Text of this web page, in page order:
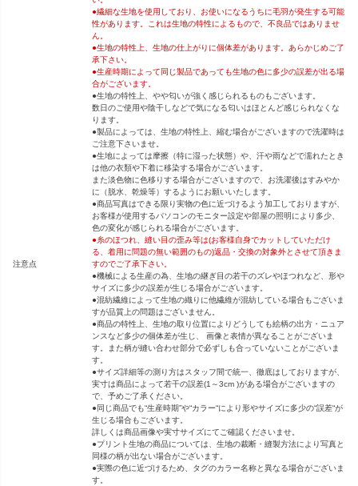
注意点
●繊細な生地を使用しており、お使いになるうちに毛羽が発生する可能
性があります。これは生地の特性によるもので、不良品ではありませ
ん。
●生地の特性上、生地の仕上がりに個体差があります。あらかじめご了
承下さい。
●生産時期によって同じ製品であっても生地の色に多少の誤差が出る場
合がございます。
●生地の特性上、やや匂いが強く感じられるものもございます。
数日のご使用や陰干しなどで気になる匂いはほとんど感じられなくな
ります。
●製品によっては、生地の特性上、縮む場合がございますので洗濯時は
ご注意下さいませ。
●生地によっては摩擦（特に湿った状態）や、汗や雨などで濡れたとき
は他の衣類や下着に移染する場合がございます。
また淡色物に色移りする場合がございますので、お洗濯後はすみやか
に（脱水、乾燥等）するようにお願いいたします。
●商品写真はできる限り実物の色に近づけるよう加工しておりますが、
お客様が使用するパソコンのモニター設定や部屋の照明により多少、
色の変化が感じられる場合がございます。
●糸のほつれ、縫い目の歪み等は(お客様自身でカットしていただけ
る、着用に問題の無い範囲のもの)返品・交換の対象外とさせて頂きま
すのでご了承下さい。
●機械による生産の為、生地の継ぎ目の若干のズレやほつれなど、形や
サイズに多少の誤差が生じる場合がございます。
●混紡繊維によって生地の織りに他繊維が混紡している場合もございま
すが品質上の問題はございません。
●商品の特性上、生地の取り位置によりどうしても絵柄の出方・ニュア
ンスなど多少の個体差が生じ、 画像と表情が異なることがございま
す。また柄が縫い合わせ部分で必ずしも合っていないことがございま
す。
●サイズ詳細等の測り方はスタッフ間で統一、徹底はしておりますが、
実寸は商品によって若干の誤差(1～3cm )がある場合がございますの
で、予めご了承ください。
●同じ商品でも“生産時期”や“カラー“により形やサイズに多少の“誤差“が
生じる場合もございます。
詳しくは商品画像や実寸サイズにてご確認くださいませ。
●プリント生地の商品については、生地の裁断・縫製方法により写真と
同様の柄が出ない場合がございます。
●実際の色に近づけるため、タグのカラー名称と異なる場合がございま
す。